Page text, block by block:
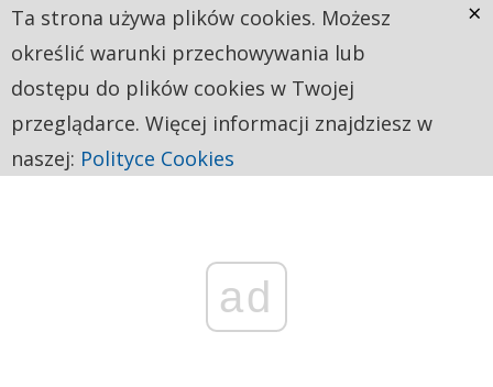
ad
Ta strona używa plików cookies. Możesz
określić warunki przechowywania lub
dostępu do plików cookies w Twojej
przeglądarce. Więcej informacji znajdziesz w
naszej: Polityce Cookies
×